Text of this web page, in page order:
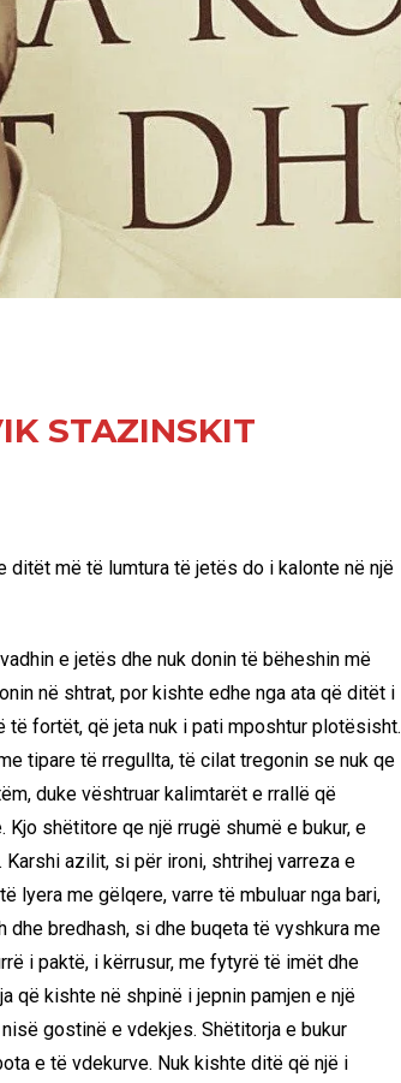
STAZINSKIT
ditët më të lumtura të jetës do i kalonte në një
e jetës dhe nuk donin të bëheshin më
në shtrat, por kishte edhe nga ata që ditët i
të fortët, që jeta nuk i pati mposhtur plotësisht.
tipare të rregullta, të cilat tregonin se nuk qe
duke vështruar kalimtarët e rrallë që
shëtitore qe një rrugë shumë e bukur, e
azilit, si për ironi, shtrihej varreza e
lyera me gëlqere, varre të mbuluar nga bari,
bredhash, si dhe buqeta të vyshkura me
i paktë, i kërrusur, me fytyrë të imët dhe
që kishte në shpinë i jepnin pamjen e një
gostinë e vdekjes. Shëtitorja e bukur
e të vdekurve. Nuk kishte ditë që një i